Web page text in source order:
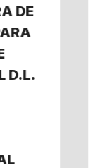
DE
D.L.